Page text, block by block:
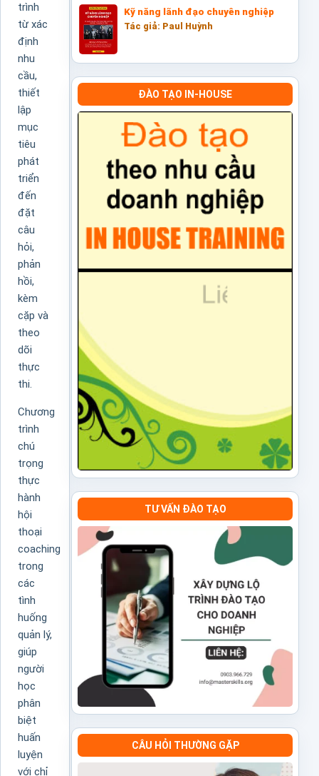
trình
từ xác
định
nhu
cầu,
thiết
lập
mục
tiêu
phát
triển
đến
đặt
câu
hỏi,
phản
hồi,
kèm
cặp và
theo
dõi
thực
thi.
Chương
trình
chú
trọng
thực
hành
hội
thoại
coaching
trong
các
tình
huống
quản lý,
giúp
người
học
phân
biệt
huấn
luyện
với chỉ
Kỹ năng lãnh đạo chuyên nghiệp
Tác giả: Paul Huỳnh
ĐÀO TẠO IN-HOUSE
TƯ VẤN ĐÀO TẠO
CÂU HỎI THƯỜNG GẶP